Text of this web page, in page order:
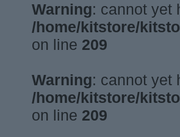
Warning: cannot yet
/home/kitstore/
on line 209
Warning: cannot yet
/home/kitstore/
on line 209